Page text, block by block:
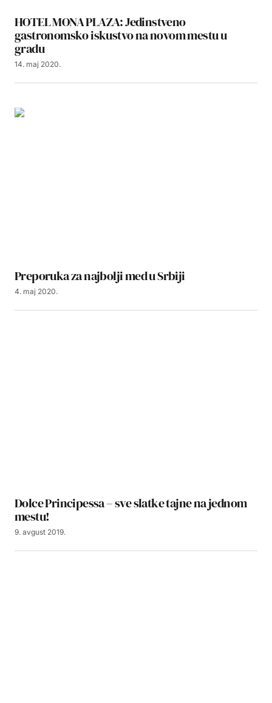
HOTEL MONA PLAZA: Jedinstveno
gastronomsko iskustvo na novom mestu u
gradu
14. maj 2020.
Preporuka za najbolji med u Srbiji
4. maj 2020.
Dolce Principessa – sve slatke tajne na jednom
mestu!
9. avgust 2019.